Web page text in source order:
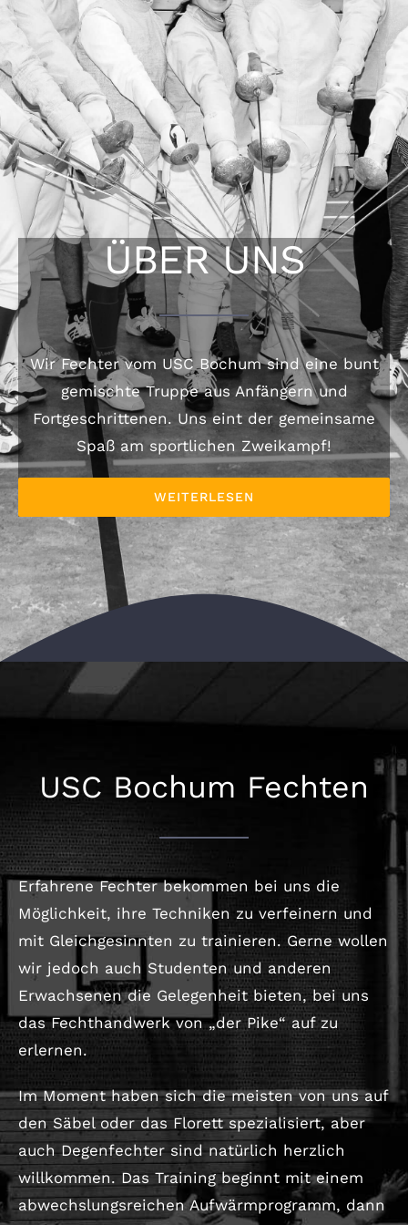
ÜBER UNS
Wir Fechter vom USC Bochum sind eine bunt
gemischte Truppe aus Anfängern und
Fortgeschrittenen. Uns eint der gemeinsame
Spaß am sportlichen Zweikampf!
WEITERLESEN
USC Bochum Fechten
Erfahrene Fechter bekommen bei uns die
Möglichkeit, ihre Techniken zu verfeinern und
mit Gleichgesinnten zu trainieren. Gerne wollen
wir jedoch auch Studenten und anderen
Erwachsenen die Gelegenheit bieten, bei uns
das Fechthandwerk von „der Pike“ auf zu
erlernen.
Im Moment haben sich die meisten von uns auf
den Säbel oder das Florett spezialisiert, aber
auch Degenfechter sind natürlich herzlich
willkommen. Das Training beginnt mit einem
abwechslungsreichen Aufwärmprogramm, dann